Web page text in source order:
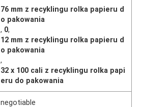
76 mm z recyklingu rolka papieru d
o pakowania
, 0,
12 mm z recyklingu rolka papieru d
o pakowania
,
32 x 100 cali z recyklingu rolka papi
eru do pakowania
negotiable